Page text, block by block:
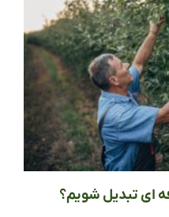
ای تبدیل شویم؟